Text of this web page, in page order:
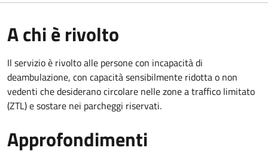
A chi è rivolto
Il servizio è rivolto alle persone con incapacità di
deambulazione, con capacità sensibilmente ridotta o non
vedenti che desiderano circolare nelle zone a traffico limitato
(ZTL) e sostare nei parcheggi riservati.
Approfondimenti